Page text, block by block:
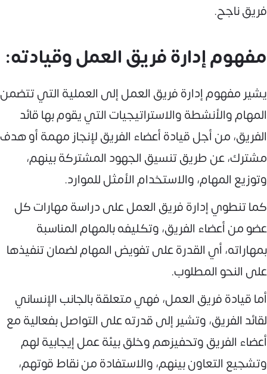
فريق ناجح.
مفهوم إدارة فريق العمل وقيادته:
يشير مفهوم إدارة فريق العمل إلى العملية التي تتضمن
المهام والأنشطة والاستراتيجيات التي يقوم بها قائد
الفريق، من أجل قيادة أعضاء الفريق لإنجاز مهمة أو هدف
مشترك، عن طريق تنسيق الجهود المشتركة بينهم،
وتوزيع المهام، والاستخدام الأمثل للموارد.
كما تنطوي إدارة فريق العمل على دراسة مهارات كل
عضو من أعضاء الفريق، وتكليفه بالمهام المناسبة
بمهاراته، أي القدرة على تفويض المهام لضمان تنفيذها
على النحو المطلوب.
أما قيادة فريق العمل، فهي متعلقة بالجانب الإنساني
لقائد الفريق، وتشير إلى قدرته على التواصل بفعالية مع
أعضاء الفريق وتحفيزهم وخلق بيئة عمل إيجابية لهم
وتشجيع التعاون بينهم، والاستفادة من نقاط قوتهم،